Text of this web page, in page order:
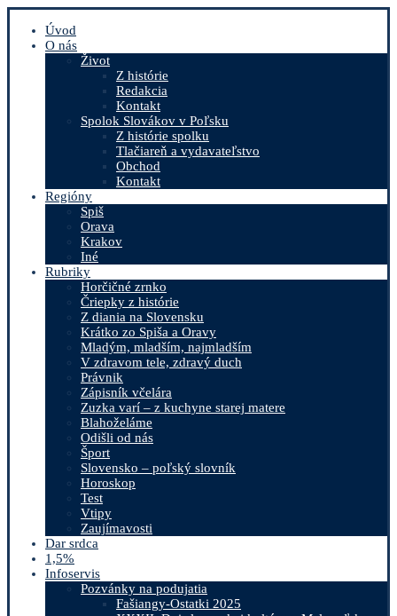
Úvod
O nás
Život
Z histórie
Redakcia
Kontakt
Spolok Slovákov v Poľsku
Z histórie spolku
Tlačiareň a vydavateľstvo
Obchod
Kontakt
Regióny
Spiš
Orava
Krakov
Iné
Rubriky
Horčičné zrnko
Čriepky z histórie
Z diania na Slovensku
Krátko zo Spiša a Oravy
Mladým, mladším, najmladším
V zdravom tele, zdravý duch
Právnik
Zápisník včelára
Zuzka varí – z kuchyne starej matere
Blahoželáme
Odišli od nás
Šport
Slovensko – poľský slovník
Horoskop
Test
Vtipy
Zaujímavosti
Dar srdca
1,5%
Infoservis
Pozvánky na podujatia
Fašiangy-Ostatki 2025